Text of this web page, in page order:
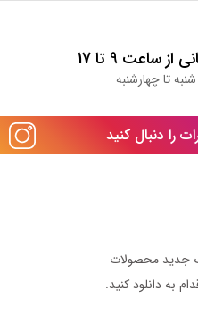
از ساعت 9 تا 17
تا چهارشنبه
جدید محصولات
به دانلود کنید.
را دنبال کنید